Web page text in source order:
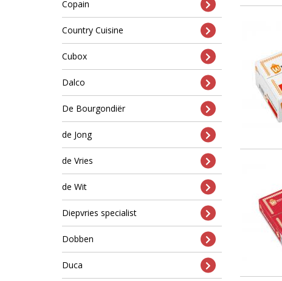
Copain
Country Cuisine
Cubox
Dalco
De Bourgondiër
de Jong
de Vries
de Wit
Diepvries specialist
Dobben
Duca